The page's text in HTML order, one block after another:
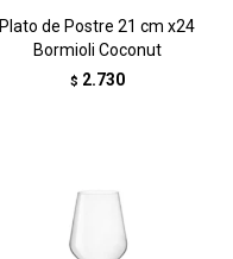
Plato de Postre 21 cm x24
Bormioli Coconut
$ 2.730